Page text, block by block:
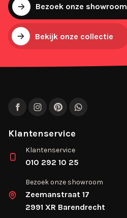
Bezoek onze showroom
Bekijk onze collectie
FacebookInstagram
PinterestWhatsApp
Klantenservice
Klantenservice
010 292 10 25
Bezoek onze showroom
Zeemanstraat 17
2991 XR Barendrecht